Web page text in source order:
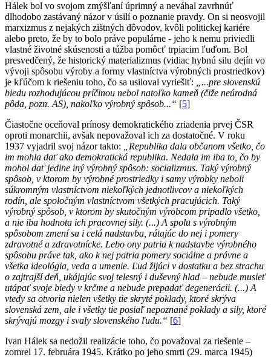
Hálek bol vo svojom zmýšľaní úprimný a neváhal zavrhnúť
dlhodobo zastávaný názor v úsilí o poznanie pravdy. On si neosvojil
marxizmus z nejakých zištných dôvodov, kvôli politickej kariére
alebo preto, že by to bolo práve populárne - jeho k nemu priviedli
vlastné životné skúsenosti a túžba pomôcť trpiacim ľuďom. Bol
presvedčený, že historický materializmus (vidiac hybnú silu dejín vo
vývoji spôsobu výroby a formy vlastníctva výrobných prostriedkov)
je kľúčom k riešeniu toho, čo sa usiloval vyriešiť:
„...pre slovenskú
biedu rozhodujúcou príčinou nebol natoľko kameň (čiže neúrodná
pôda, pozn. AS), nakoľko výrobný spôsob...“ [5]
Čiastočne oceňoval prínosy demokratického zriadenia prvej ČSR
oproti monarchii, avšak nepovažoval ich za dostatočné. V roku
1937 vyjadril svoj názor takto:
„Republika dala občanom všetko, čo
im mohla dať ako demokratická republika. Nedala im iba to, čo by
mohol dať jedine iný výrobný spôsob: socializmus. Taký výrobný
spôsob, v ktorom by výrobné prostriedky i samy výrobky neboli
súkromným vlastníctvom niekoľkých jednotlivcov a niekoľkých
rodín, ale spoločným vlastníctvom všetkých pracujúcich. Taký
výrobný spôsob, v ktorom by skutočným výrobcom pripadlo všetko,
a nie iba hodnota ich pracovnej sily. (...) A spolu s výrobným
spôsobom zmení sa i celá nadstavba, rátajúc do nej i pomery
zdravotné a zdravotnícke. Lebo ony patria k nadstavbe výrobného
spôsobu práve tak, ako k nej patria pomery sociálne a právne a
všetka ideológia, veda a umenie. Ľud žijúci v dostatku a bez strachu
o zajtrajší deň, ukájajúc svoj telesný i duševný hlad – nebude musieť
utápať svoje biedy v krčme a nebude prepadať degenerácii. (...) A
vtedy sa otvoria nielen všetky tie skryté poklady, ktoré skrýva
slovenská zem, ale i všetky tie posiaľ nepoznané poklady a sily, ktoré
skrývajú mozgy i svaly slovenského ľudu.“ [6]
Ivan Hálek sa nedožil realizácie toho, čo považoval za riešenie –
zomrel 17. februára 1945. Krátko po jeho smrti (29. marca 1945)